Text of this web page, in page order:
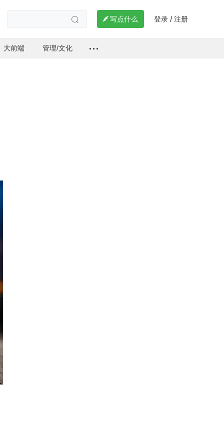
  写点什么 登录 / 注册
大前端 管理/文化